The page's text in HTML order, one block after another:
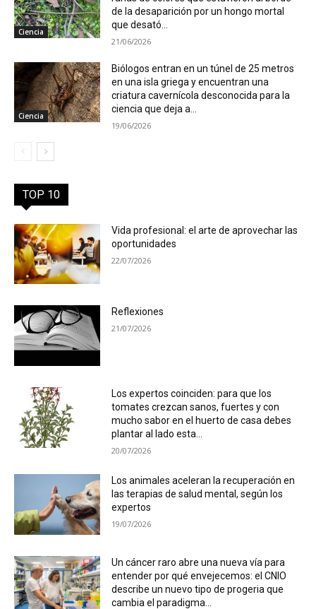
Ciencia
de la desaparición por un hongo mortal
que desató...
21/06/2026
Ciencia
Biólogos entran en un túnel de 25 metros
en una isla griega y encuentran una
criatura cavernícola desconocida para la
ciencia que deja a...
19/06/2026
TOP 10
Vida profesional: el arte de aprovechar las
oportunidades
22/07/2026
Reflexiones
21/07/2026
Los expertos coinciden: para que los
tomates crezcan sanos, fuertes y con
mucho sabor en el huerto de casa debes
plantar al lado esta...
20/07/2026
Los animales aceleran la recuperación en
las terapias de salud mental, según los
expertos
19/07/2026
Un cáncer raro abre una nueva vía para
entender por qué envejecemos: el CNIO
describe un nuevo tipo de progeria que
cambia el paradigma...